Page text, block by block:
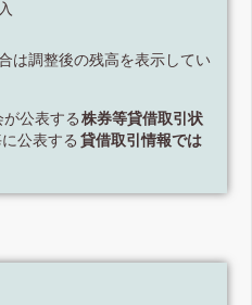
は調整後の残高を表示してい
公表する 株券等貸借取引状
公表する 貸借取引情報では